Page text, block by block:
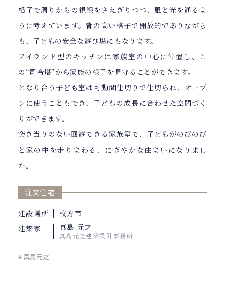
格子で周りからの視線をさえぎりつつ、風と光を通るよ
うに考えています。背の高い格子で開放的でありながら
も、子どもの安全な遊び場にもなります。
アイランド型のキッチンは家族室の中心に位置し、こ
の“司令塔”から家族の様子を見守ることができます。
となり合う子ども室は可動間仕切りで仕切られ、オープ
ンに使うこともでき、子どもの成長に合わせた空間づく
りができます。
突き当りのない回遊できる家族室で、子どもがのびのび
と家の中を走りまわる、にぎやかな住まいになりまし
た。
注文住宅
建設場所
枚方市
建築家
真島 元之
真島元之建築設計事務所
# 真島元之